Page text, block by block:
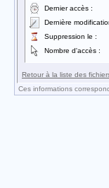
Dernier accès :
Dernière
Suppression le :
Nombre d'accès :
Retour à la liste des
Ces informations